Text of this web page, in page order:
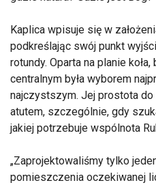
Kaplica wpisuje się w
podkreślając swój punkt
rotundy. Oparta na planie
centralnym była wyborem
najczystszym. Jej prostota
atutem, szczególnie, gdy
jakiej potrzebuje wspólnota
Zaprojektowaliśmy tylko
pomieszczenia oczekiwanej